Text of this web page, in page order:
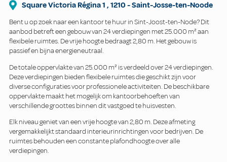
Square Victoria Régina1 , 1210 -Saint-Josse-ten-Noode
Bent u op zoek naar een kantoor te huur in Sint-Joost-ten-Node? Dit
aanbod betreft een gebouw van 24 verdiepingen met 25.000 m² aan
flexibele ruimtes. De vrije hoogte bedraagt 2,80 m. Het gebouw is
passief en bijna energieneutraal.
De totale oppervlakte van 25.000 m² is verdeeld over 24 verdiepingen.
Deze verdiepingen bieden flexibele ruimtes die geschikt zijn voor
diverse configuraties voor professionele activiteiten. De beschikbare
oppervlakte maakt het mogelijk om kantoorbehoeften van
verschillende groottes binnen dit vastgoed te huisvesten.
Elk niveau geniet van een vrije hoogte van 2,80 m. Deze afmeting
vergemakkelijkt standaard interieurinrichtingen voor bedrijven. De
ruimtes behouden een constante plafondhoogte over alle
verdiepingen.